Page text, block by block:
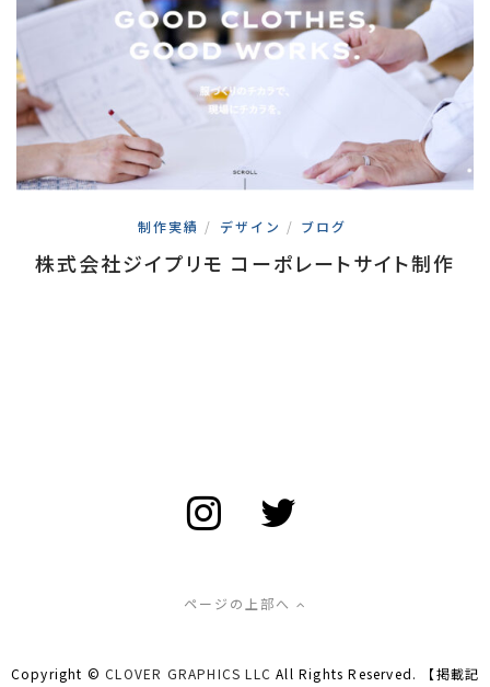
制作実績 / デザイン / ブログ
株式会社ジイプリモ コーポレートサイト制作
ページの上部へ
Copyright ©CLOVER GRAPHICS LLC All Rights Reserved. 【掲載記